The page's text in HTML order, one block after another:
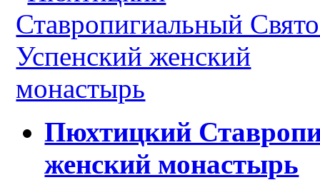
Пюхтицкий
женский монастырь